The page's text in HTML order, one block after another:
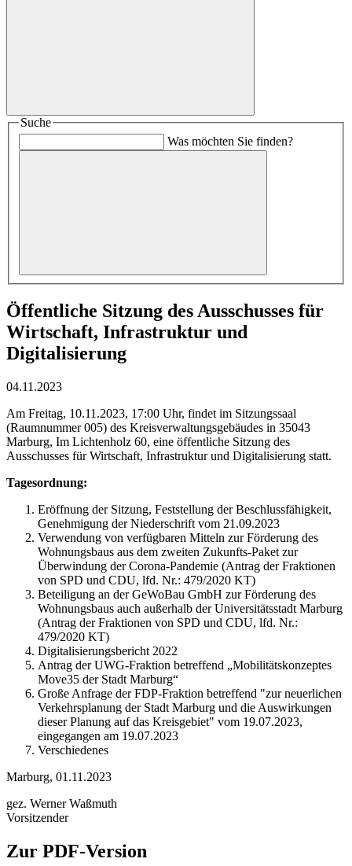
Suche
Was möchten Sie finden?
Öffentliche Sitzung des Ausschusses für
Wirtschaft, Infrastruktur und
Digitalisierung
04.11.2023
Am Freitag, 10.11.2023, 17:00 Uhr, findet im Sitzungssaal
(Raumnummer 005) des Kreisverwaltungsgebäudes in 35043
Marburg, Im Lichtenholz 60, eine öffentliche Sitzung des
Ausschusses für Wirtschaft, Infrastruktur und Digitalisierung statt.
Tagesordnung:
Eröffnung der Sitzung, Feststellung der Beschlussfähigkeit,
Genehmigung der Niederschrift vom 21.09.2023
Verwendung von verfügbaren Mitteln zur Förderung des
Wohnungsbaus aus dem zweiten Zukunfts-Paket zur
Überwindung der Corona-Pandemie (Antrag der Fraktionen
von SPD und CDU, lfd. Nr.: 479/2020 KT)
Beteiligung an der GeWoBau GmbH zur Förderung des
Wohnungsbaus auch außerhalb der Universitätsstadt Marburg
(Antrag der Fraktionen von SPD und CDU, lfd. Nr.:
479/2020 KT)
Digitalisierungsbericht 2022
Antrag der UWG-Fraktion betreffend „Mobilitätskonzeptes
Move35 der Stadt Marburg“
Große Anfrage der FDP-Fraktion betreffend "zur neuerlichen
Verkehrsplanung der Stadt Marburg und die Auswirkungen
dieser Planung auf das Kreisgebiet" vom 19.07.2023,
eingegangen am 19.07.2023
Verschiedenes
Marburg, 01.11.2023
gez. Werner Waßmuth
Vorsitzender
Zur PDF-Version